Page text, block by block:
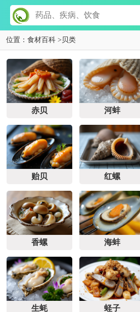
位置： 食材百科 > 贝类
赤贝 河蚌
贻贝 红螺
香螺 海蚌
生蚝 蛏子